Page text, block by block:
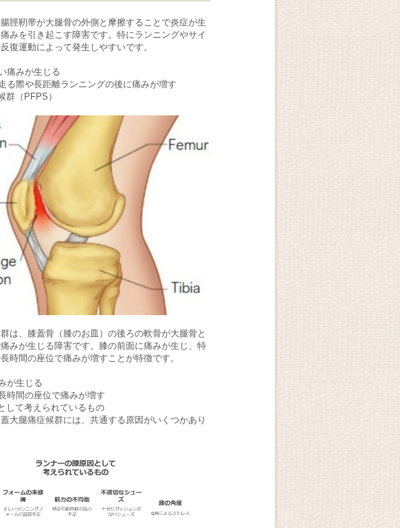
脛靭帯が大腿骨の外側と摩擦することで炎症が生
みを引き起こす障害です。特にランニングやサイ
復運動によって発生しやすいです。
痛みが生じる
る際や長距離ランニングの後に痛みが増す
群（PFPS）
は、膝蓋骨（膝のお皿）の後ろの軟骨が大腿骨と
みが生じる障害です。膝の前面に痛みが生じ、特
時間の座位で痛みが増すことが特徴です。
が生じる
時間の座位で痛みが増す
して考えられているもの
大腿痛症候群には、共通する原因がいくつかあり